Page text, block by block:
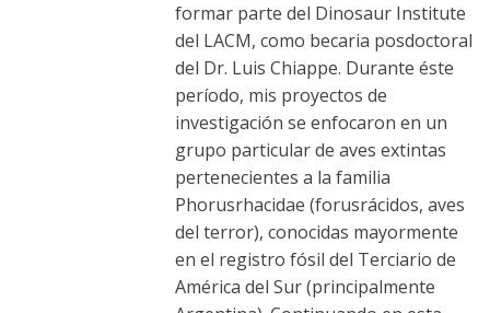
formar parte del Dinosaur Institute
del LACM, como becaria posdoctoral
del Dr. Luis Chiappe. Durante éste
período, mis proyectos de
investigación se enfocaron en un
grupo particular de aves extintas
pertenecientes a la familia
Phorusrhacidae (forusrácidos, aves
del terror), conocidas mayormente
en el registro fósil del Terciario de
América del Sur (principalmente